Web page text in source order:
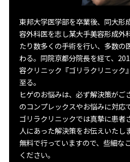
東邦大学医学部を卒業後、同大形
容外科医を志し某大手美容形成外
たり数多くの手術を行い、多数の
わる。同院京都分院長を経て、
容クリニック『ゴリラクリニック
至る。
ヒゲのお悩みは、必ず解決策がご
のコンプレックスやお悩みに対応
ゴリラクリニックでは真摯に患者
人にあった解決策をお伝えいたし
無料で行っていますので、些細な
ください。